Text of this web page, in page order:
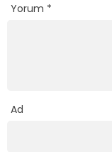
Yorum *
Ad